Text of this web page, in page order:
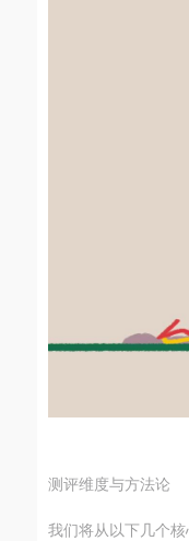
测评维度与方法论
我们将从以下几个